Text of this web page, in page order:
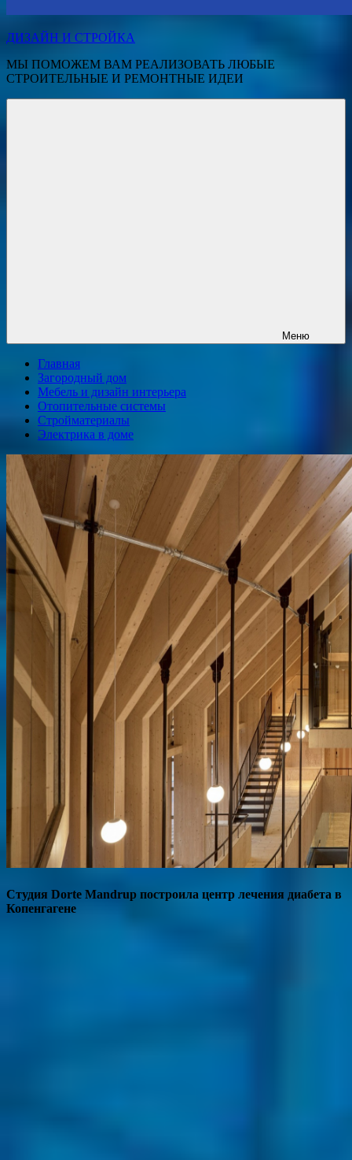
ДИЗАЙН И СТРОЙКА
МЫ ПОМОЖЕМ ВАМ РЕАЛИЗОВАТЬ ЛЮБЫЕ
СТРОИТЕЛЬНЫЕ И РЕМОНТНЫЕ ИДЕИ
Меню
Главная
Загородный дом
Мебель и дизайн интерьера
Отопительные системы
Стройматериалы
Электрика в доме
Студия Dorte Mandrup построила центр лечения диабета в
Копенгагене